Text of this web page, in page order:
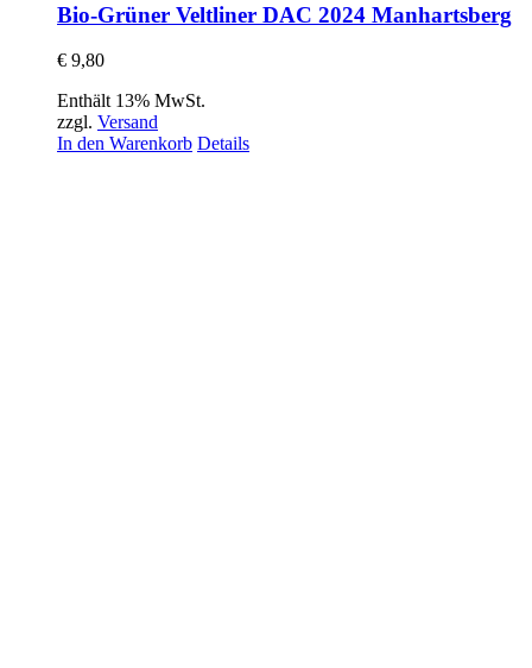
Bio-Grüner Veltliner DAC 2024 Manhartsberg
€ 9,80
Enthält 13% MwSt.
zzgl. Versand
In den Warenkorb Details